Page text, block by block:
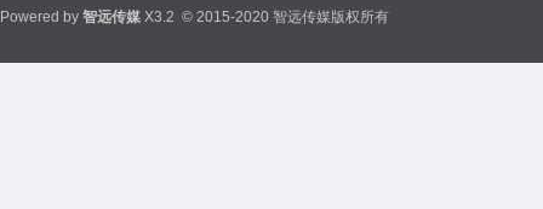
Powered by 智远传媒 X3.2 © 2015-2020 智远传媒版权所有